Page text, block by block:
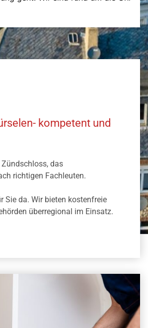
kompetent und
das
richtigen Fachleuten.
Sie da. Wir bieten kostenfreie
überregional im Einsatz.